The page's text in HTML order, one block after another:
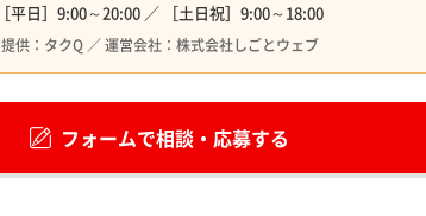
［平日］9:00～20:00 ／ ［土日祝］9:00～18:00
提供：タクQ ／ 運営会社：株式会社しごとウェブ
フォームで相談・応募する